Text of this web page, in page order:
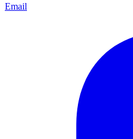
Email